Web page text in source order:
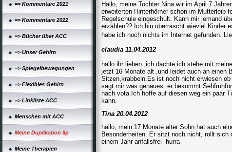
=> Kommentare 2021
=> Kommentare 2022
=> Bücher über ACC
=> Unser Gehirn
=> Spiegelbewegungen
=> Flexibles Gehirn
=> Linkliste ACC
Menschen mit ACC
Meine Duplikation 8p
Meine Therapien
Hallo, meine Tochter Nina wir im April 7
erweiterten Hinterhörner schon im Mutterleib
Regelschule eingeschult. Kann mir jemand
erzählen?? Ich bin überrascht wieviel Kinder
habe ich noch nichts im Internet gefunden.
claudia 11.04.2012
hallo ihr lieben ,ich dachte ich stehe mit
jetzt 16 Monate alt ,und leidet auch an einen
Sitzen,krabbeln.Es ist noch nicht erwiesen
sagt mir was genaues .er bekommt
nach vota.Ich hoffe auf diesen weg ein paar
kann.
Tina 20.04.2012
hallo, mein 17 Monate alter Sohn hat auch
Besonderheiten. Er sitzt noch nicht, rollt sich
einem Jahr anfallsfrei- hurra-